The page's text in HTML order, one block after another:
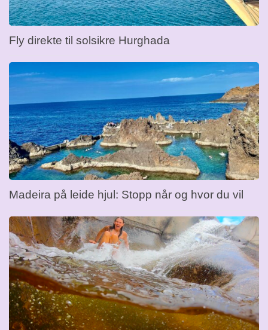
Fly direkte til solsikre Hurghada
Madeira på leide hjul: Stopp når og hvor du vil